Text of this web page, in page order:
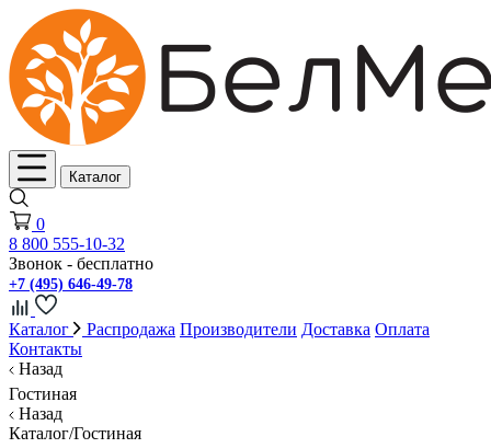
Каталог
0
8 800 555-10-32
Звонок - бесплатно
+7 (495) 646-49-78
Каталог Распродажа Производители Доставка Оплата
Контакты
Назад
Гостиная
Назад
Каталог/Гостиная